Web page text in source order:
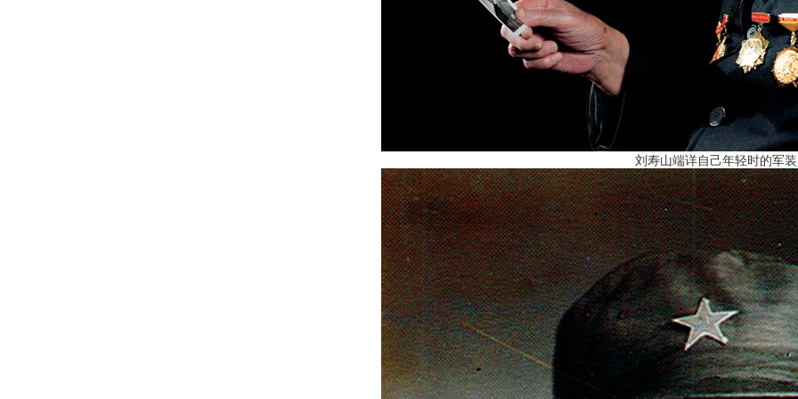
刘寿山端详自己年轻时的军